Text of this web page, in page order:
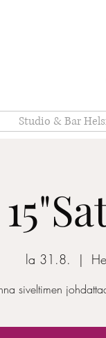
Studio & Bar
la 31.8.
  |
siveltimen